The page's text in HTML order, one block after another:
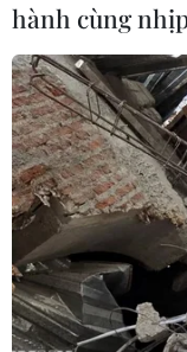
Phú Yên: Xe
người lao
hành cùng